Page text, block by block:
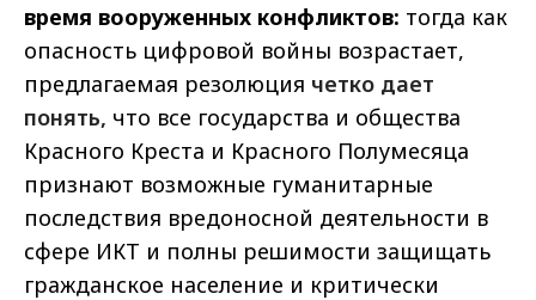
время вооруженных конфликтов: тогда как
опасность цифровой войны возрастает,
предлагаемая резолюция четко дает
понять, что все государства и общества
Красного Креста и Красного Полумесяца
признают возможные гуманитарные
последствия вредоносной деятельности в
сфере ИКТ и полны решимости защищать
гражданское население и критически